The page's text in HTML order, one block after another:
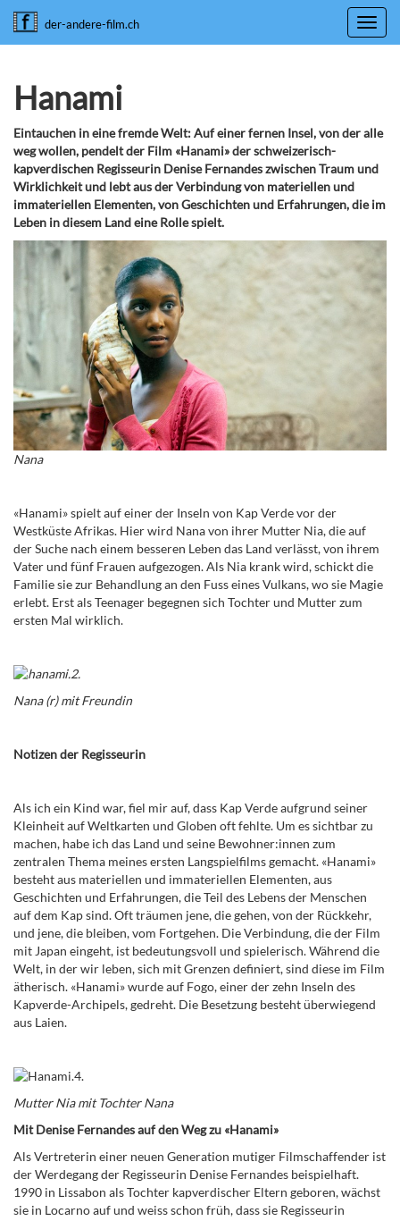
der-andere-film.ch
Hanami
Eintauchen in eine fremde Welt: Auf einer fernen Insel, von der alle
weg wollen, pendelt der Film «Hanami» der schweizerisch-
kapverdischen Regisseurin Denise Fernandes zwischen Traum und
Wirklichkeit und lebt aus der Verbindung von materiellen und
immateriellen Elementen, von Geschichten und Erfahrungen, die im
Leben in diesem Land eine Rolle spielt.
Nana
«Hanami» spielt auf einer der Inseln von Kap Verde vor der
Westküste Afrikas. Hier wird Nana von ihrer Mutter Nia, die auf
der Suche nach einem besseren Leben das Land verlässt, von ihrem
Vater und fünf Frauen aufgezogen. Als Nia krank wird, schickt die
Familie sie zur Behandlung an den Fuss eines Vulkans, wo sie Magie
erlebt. Erst als Teenager begegnen sich Tochter und Mutter zum
ersten Mal wirklich.
Nana (r) mit Freundin
Notizen der Regisseurin
Als ich ein Kind war, fiel mir auf, dass Kap Verde aufgrund seiner
Kleinheit auf Weltkarten und Globen oft fehlte. Um es sichtbar zu
machen, habe ich das Land und seine Bewohner:innen zum
zentralen Thema meines ersten Langspielfilms gemacht. «Hanami»
besteht aus materiellen und immateriellen Elementen, aus
Geschichten und Erfahrungen, die Teil des Lebens der Menschen
auf dem Kap sind. Oft träumen jene, die gehen, von der Rückkehr,
und jene, die bleiben, vom Fortgehen. Die Verbindung, die der Film
mit Japan eingeht, ist bedeutungsvoll und spielerisch. Während die
Welt, in der wir leben, sich mit Grenzen definiert, sind diese im Film
ätherisch. «Hanami» wurde auf Fogo, einer der zehn Inseln des
Kapverde-Archipels, gedreht. Die Besetzung besteht überwiegend
aus Laien.
Mutter Nia mit Tochter Nana
Mit Denise Fernandes auf den Weg zu «Hanami»
Als Vertreterin einer neuen Generation mutiger Filmschaffender ist
der Werdegang der Regisseurin Denise Fernandes beispielhaft.
1990 in Lissabon als Tochter kapverdischer Eltern geboren, wächst
sie in Locarno auf und weiss schon früh, dass sie Regisseurin